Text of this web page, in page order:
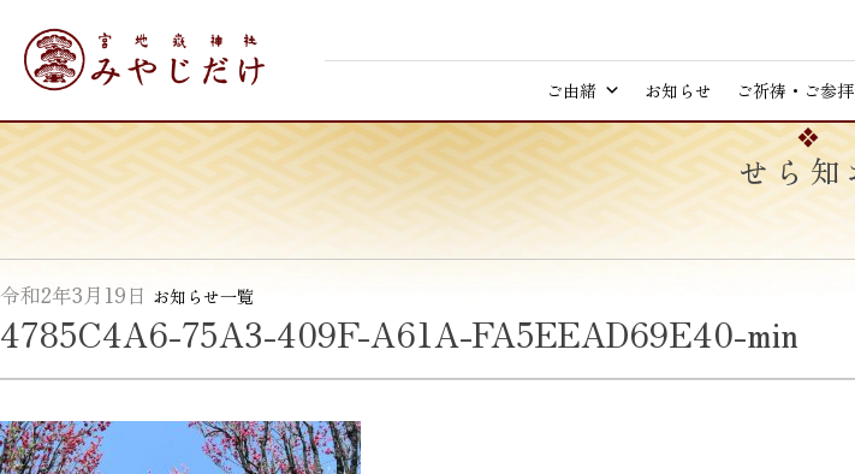
content
ご由緒 お知らせ ご祈祷・ご参拝
お知らせ
令和2年3月19日 お知らせ一覧
4785C4A6-75A3-409F-A61A-FA5EEAD69E40-min